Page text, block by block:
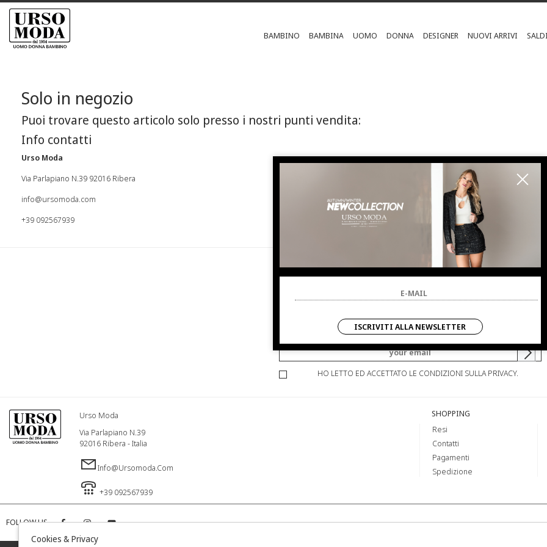
BAMBINO BAMBINA UOMO DONNA DESIGNER NUOVI ARRIVI SALDI
Solo in negozio
Puoi trovare questo articolo solo presso i nostri punti vendita:
Info contatti
Urso Moda
Via Parlapiano N.39 92016 Ribera
info@ursomoda.com
+39 092567939
ISCRIVITI ALLA
NEWSLETTER
SARAI SEMPRE AGGIORNATO SU OFFERTE E PROMOZIONI.
HO LETTO ED ACCETTATO LE CONDIZIONI SULLA PRIVACY.
Urso Moda
Via Parlapiano N.39
92016 Ribera - Italia
Info@ursomoda.com
+39 092567939
SHOPPING
Resi
Contatti
Pagamenti
Spedizione
FOLLOW US
ISCRIVITI ALLA NEWSLETTER
Cookies & Privacy